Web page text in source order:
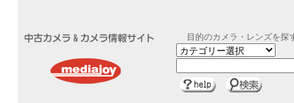
目的のカメラ・レンズを探